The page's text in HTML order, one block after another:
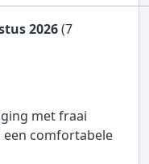
2026(7
met fraai
een comfortabele